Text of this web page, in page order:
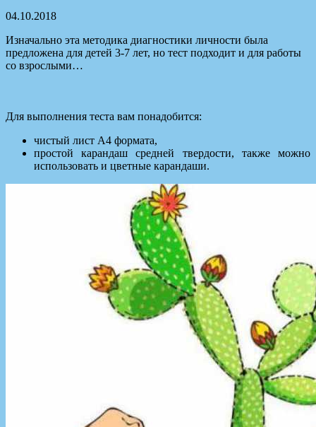
04.10.2018
Изначально эта методика диагностики личности была
предложена для детей 3-7 лет, но тест подходит и для работы
со взрослыми…
Для выполнения теста вам понадобится:
чистый лист А4 формата,
простой карандаш средней твердости, также можно
использовать и цветные карандаши.